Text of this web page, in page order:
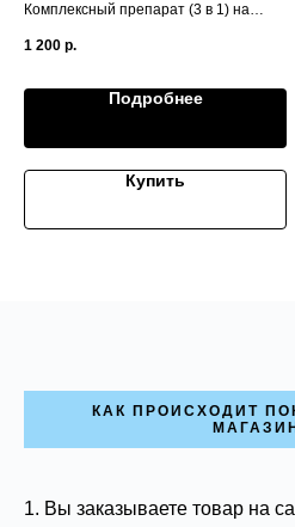
Комплексный препарат (3 в 1) на
1 200 р.
Подробнее
Купить
КАК ПРОИСХОДИТ
1. Вы заказываете товар на